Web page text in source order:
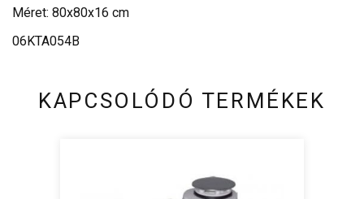
Méret: 80x80x16 cm
06KTA054B
KAPCSOLÓDÓ TERMÉKEK